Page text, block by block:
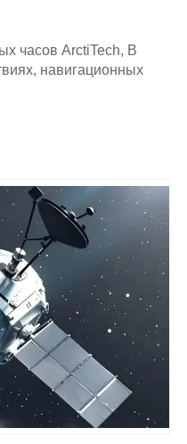
часов ArctiTech, В
навигационных